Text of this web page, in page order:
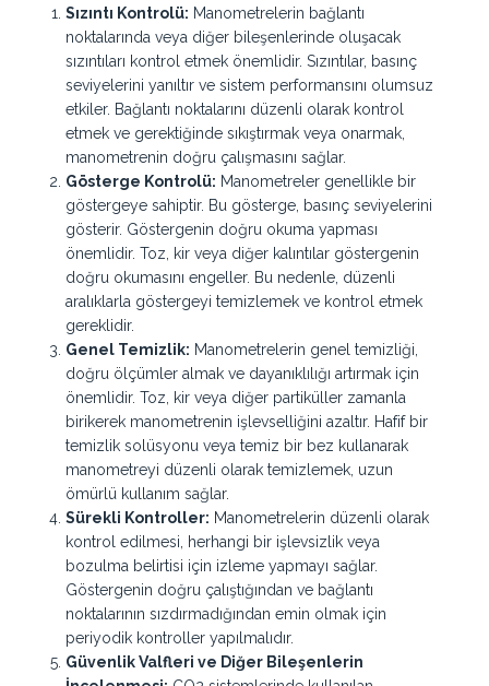
Sızıntı Kontrolü: Manometrelerin bağlantı
noktalarında veya diğer bileşenlerinde oluşacak
sızıntıları kontrol etmek önemlidir. Sızıntılar, basınç
seviyelerini yanıltır ve sistem performansını olumsuz
etkiler. Bağlantı noktalarını düzenli olarak kontrol
etmek ve gerektiğinde sıkıştırmak veya onarmak,
manometrenin doğru çalışmasını sağlar.
Gösterge Kontrolü: Manometreler genellikle bir
göstergeye sahiptir. Bu gösterge, basınç seviyelerini
gösterir. Göstergenin doğru okuma yapması
önemlidir. Toz, kir veya diğer kalıntılar göstergenin
doğru okumasını engeller. Bu nedenle, düzenli
aralıklarla göstergeyi temizlemek ve kontrol etmek
gereklidir.
Genel Temizlik: Manometrelerin genel temizliği,
doğru ölçümler almak ve dayanıklılığı artırmak için
önemlidir. Toz, kir veya diğer partiküller zamanla
birikerek manometrenin işlevselliğini azaltır. Hafif bir
temizlik solüsyonu veya temiz bir bez kullanarak
manometreyi düzenli olarak temizlemek, uzun
ömürlü kullanım sağlar.
Sürekli Kontroller: Manometrelerin düzenli olarak
kontrol edilmesi, herhangi bir işlevsizlik veya
bozulma belirtisi için izleme yapmayı sağlar.
Göstergenin doğru çalıştığından ve bağlantı
noktalarının sızdırmadığından emin olmak için
periyodik kontroller yapılmalıdır.
Güvenlik Valfleri ve Diğer Bileşenlerin